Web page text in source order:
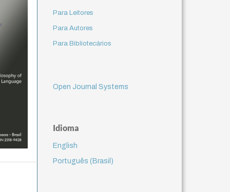
Para Leitores
Para Autores
Para Bibliotecários
Open Journal Systems
Idioma
English
Português (Brasil)